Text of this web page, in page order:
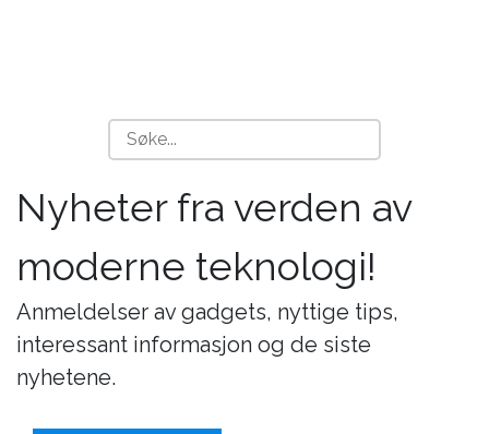
Nyheter fra verden av
moderne teknologi!
Anmeldelser av gadgets, nyttige tips,
interessant informasjon og de siste
nyhetene.